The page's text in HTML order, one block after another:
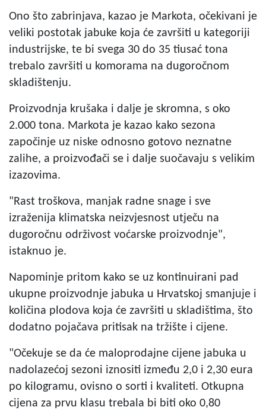
Ono što zabrinjava, kazao je Markota, očekivani je
veliki postotak jabuke koja će završiti u kategoriji
industrijske, te bi svega 30 do 35 tiusać tona
trebalo završiti u komorama na dugoročnom
skladištenju.
Proizvodnja krušaka i dalje je skromna, s oko
2.000 tona. Markota je kazao kako sezona
započinje uz niske odnosno gotovo neznatne
zalihe, a proizvođači se i dalje suočavaju s velikim
izazovima.
"Rast troškova, manjak radne snage i sve
izraženija klimatska neizvjesnost utječu na
dugoročnu održivost voćarske proizvodnje",
istaknuo je.
Napominje pritom kako se uz kontinuirani pad
ukupne proizvodnje jabuka u Hrvatskoj smanjuje i
količina plodova koja će završiti u skladištima, što
dodatno pojačava pritisak na tržište i cijene.
"Očekuje se da će maloprodajne cijene jabuka u
nadolazećoj sezoni iznositi između 2,0 i 2,30 eura
po kilogramu, ovisno o sorti i kvaliteti. Otkupna
cijena za prvu klasu trebala bi biti oko 0,80